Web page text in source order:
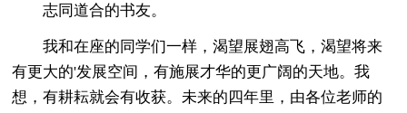
志同道合的书友。
我和在座的同学们一样，渴望展翅高飞，渴望将来
有更大的'发展空间，有施展才华的更广阔的天地。我
想，有耕耘就会有收获。未来的四年里，由各位老师的